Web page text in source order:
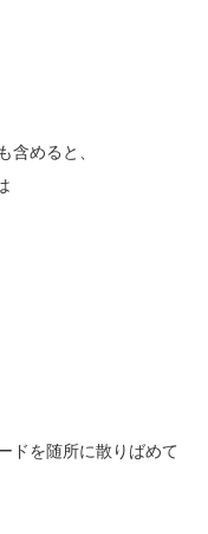
含めると、
ドを随所に散りばめて